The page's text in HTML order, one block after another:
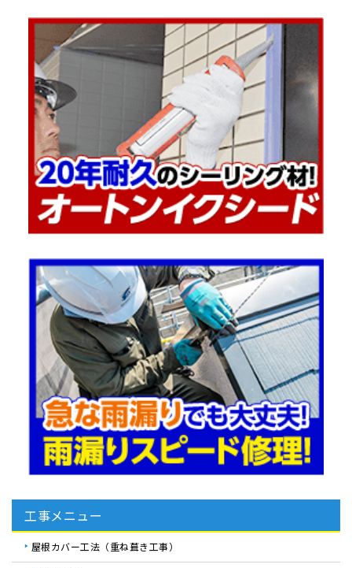
工事メニュー
屋根カバー工法（重ね葺き工事）